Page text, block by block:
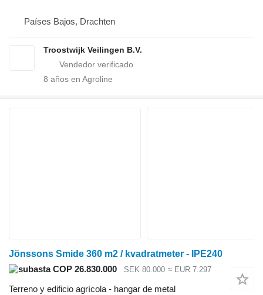
Países Bajos, Drachten
Troostwijk Veilingen B.V.
8 años en Agroline
Jönssons Smide 360 m2 / kvadratmeter - IPE240
COP 26.830.000
SEK 80.000 ≈ EUR 7.297
Terreno y edificio agrícola - hangar de metal